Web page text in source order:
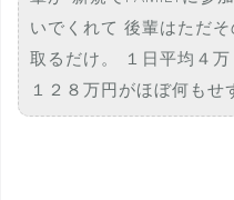
いでくれて 後輩はただ
取るだけ。 １日平均４
１２８万円がほぼ何もせ